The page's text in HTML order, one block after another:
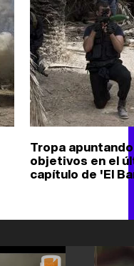
Tropa
objetivos en el
capítulo de 'El